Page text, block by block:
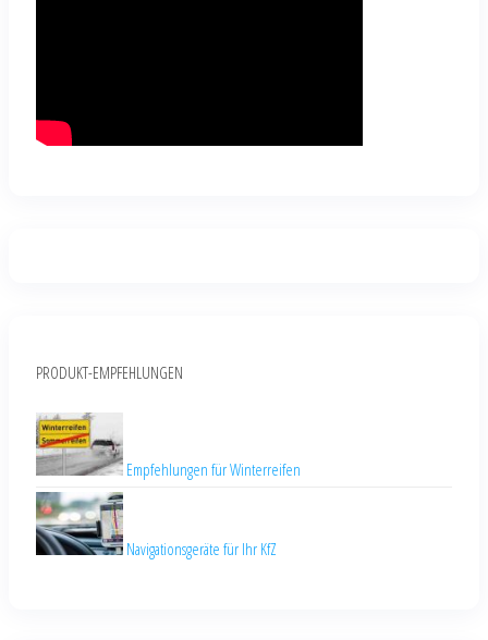
PRODUKT-EMPFEHLUNGEN
Empfehlungen für Winterreifen
Navigationsgeräte für Ihr KfZ